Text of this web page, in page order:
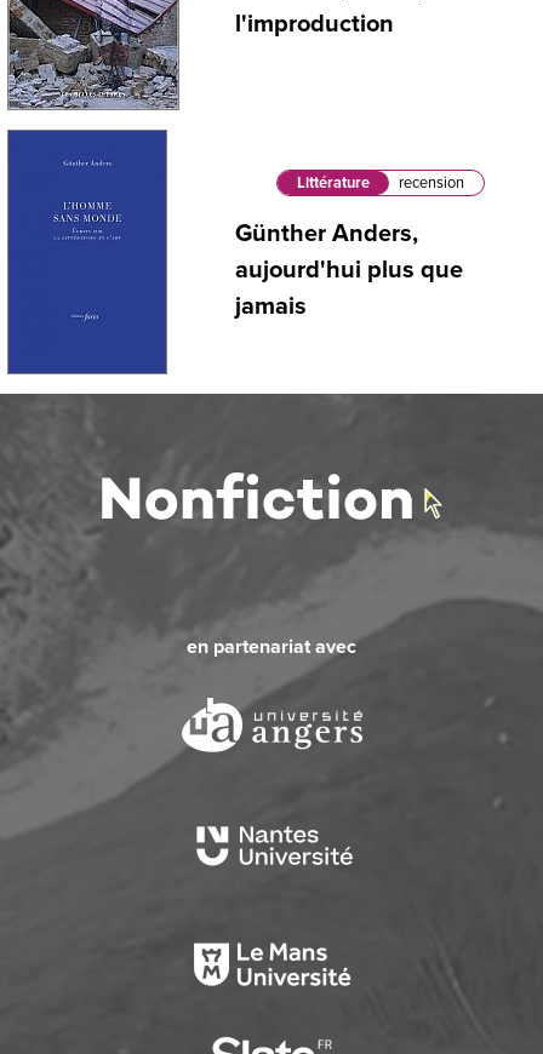
l'improduction
Littérature recension
Günther Anders,
aujourd'hui plus que
jamais
en partenariat avec